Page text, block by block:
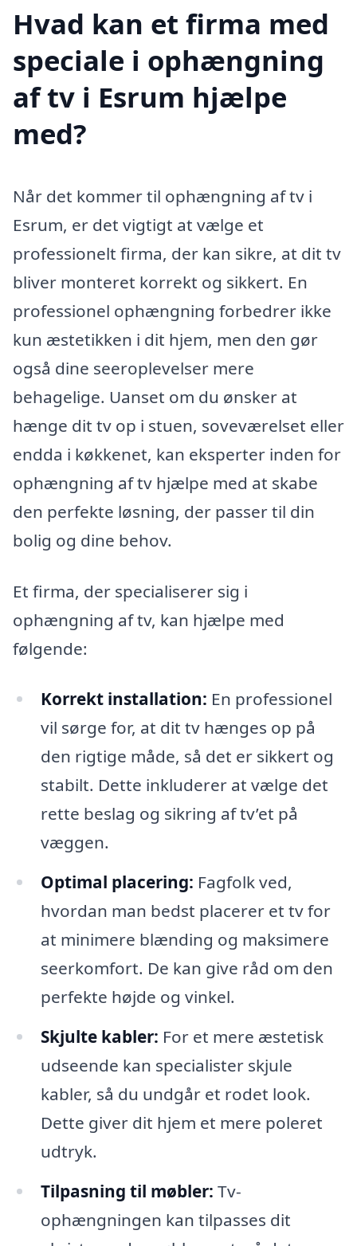
Hvad kan et firma med
speciale i ophængning
af tv i Esrum hjælpe
med?
Når det kommer til ophængning af tv i
Esrum, er det vigtigt at vælge et
professionelt firma, der kan sikre, at dit tv
bliver monteret korrekt og sikkert. En
professionel ophængning forbedrer ikke
kun æstetikken i dit hjem, men den gør
også dine seeroplevelser mere
behagelige. Uanset om du ønsker at
hænge dit tv op i stuen, soveværelset eller
endda i køkkenet, kan eksperter inden for
ophængning af tv hjælpe med at skabe
den perfekte løsning, der passer til din
bolig og dine behov.
Et firma, der specialiserer sig i
ophængning af tv, kan hjælpe med
følgende:
Korrekt installation: En professionel
vil sørge for, at dit tv hænges op på
den rigtige måde, så det er sikkert og
stabilt. Dette inkluderer at vælge det
rette beslag og sikring af tv’et på
væggen.
Optimal placering: Fagfolk ved,
hvordan man bedst placerer et tv for
at minimere blænding og maksimere
seerkomfort. De kan give råd om den
perfekte højde og vinkel.
Skjulte kabler: For et mere æstetisk
udseende kan specialister skjule
kabler, så du undgår et rodet look.
Dette giver dit hjem et mere poleret
udtryk.
Tilpasning til møbler: Tv-
ophængningen kan tilpasses dit